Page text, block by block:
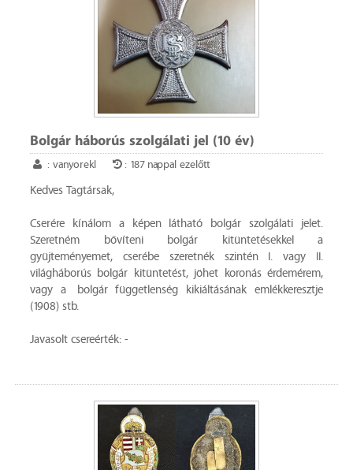
Bolgár háborús szolgálati jel (10 év)
: vanyorekl : 187 nappal ezelőtt
Kedves Tagtársak,
Cserére kínálom a képen látható bolgár szolgálati jelet.
Szeretném bővíteni bolgár kitüntetésekkel a
gyüjteményemet, cserébe szeretnék szintén I. vagy II.
világháborús bolgár kitüntetést, jöhet koronás érdemérem,
vagy a bolgár függetlenség kikiáltásának emlékkeresztje
(1908) stb.
Javasolt csereérték: -